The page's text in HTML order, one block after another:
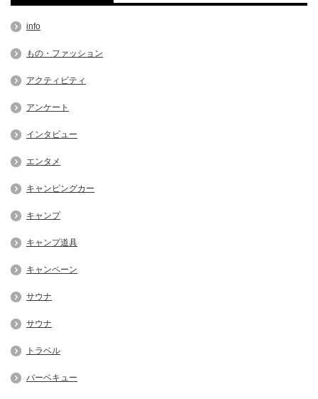
info
もの・ファッション
アクティビティ
アンケート
インタビュー
エンタメ
キャンピングカー
キャンプ
キャンプ道具
キャンペーン
サウナ
サウナ
トラベル
バーベキュー